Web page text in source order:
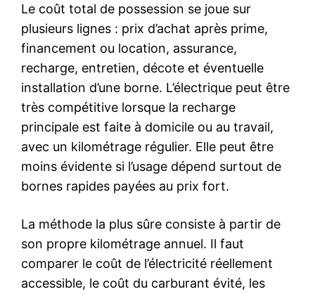
Le coût total de possession se joue sur
plusieurs lignes : prix d’achat après prime,
financement ou location, assurance,
recharge, entretien, décote et éventuelle
installation d’une borne. L’électrique peut être
très compétitive lorsque la recharge
principale est faite à domicile ou au travail,
avec un kilométrage régulier. Elle peut être
moins évidente si l’usage dépend surtout de
bornes rapides payées au prix fort.
La méthode la plus sûre consiste à partir de
son propre kilométrage annuel. Il faut
comparer le coût de l’électricité réellement
accessible, le coût du carburant évité, les